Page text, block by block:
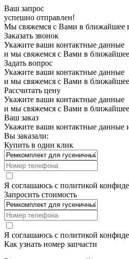
Ваш запрос
успешно отправлен!
Мы свяжемся с Вами в ближайшее
Заказать звонок
Укажите ваши контактные данные
и мы свяжемся с Вами в
Задать вопрос
Укажите ваши контактные данные
и мы свяжемся с Вами в
Рассчитать цену
Укажите ваши контактные данные
и мы свяжемся с Вами в
Ваш заказ
Укажите ваши контактные
Вы заказали:
Купить в один клик
Я соглашаюсь с политикой
Запросить стоимость
Я соглашаюсь с политикой
Как узнать номер запчасти